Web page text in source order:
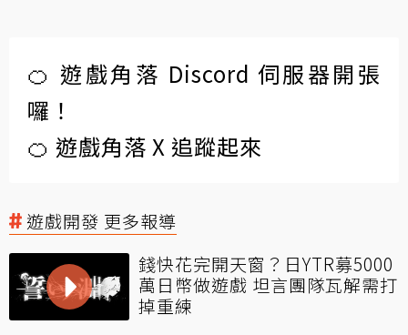
🍊 遊戲角落 Discord 伺服器開張
囉！
🍊 遊戲角落 X 追蹤起來
遊戲開發 更多報導
錢快花完開天窗？日YTR募5000
萬日幣做遊戲 坦言團隊瓦解需打
掉重練